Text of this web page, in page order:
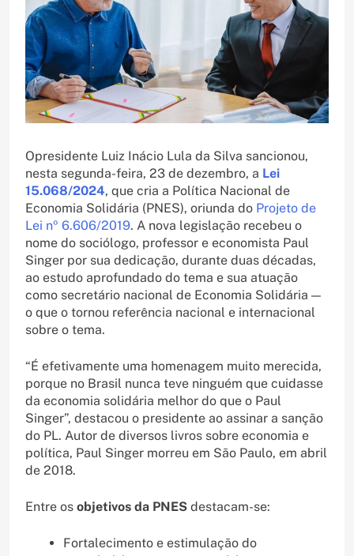
Opresidente Luiz Inácio Lula da Silva sancionou,
nesta segunda-feira, 23 de dezembro, a Lei
15.068/2024, que cria a Política Nacional de
Economia Solidária (PNES), oriunda do Projeto de
Lei nº 6.606/2019. A nova legislação recebeu o
nome do sociólogo, professor e economista Paul
Singer por sua dedicação, durante duas décadas,
ao estudo aprofundado do tema e sua atuação
como secretário nacional de Economia Solidária —
o que o tornou referência nacional e internacional
sobre o tema.
“É efetivamente uma homenagem muito merecida,
porque no Brasil nunca teve ninguém que cuidasse
da economia solidária melhor do que o Paul
Singer”, destacou o presidente ao assinar a sanção
do PL. Autor de diversos livros sobre economia e
política, Paul Singer morreu em São Paulo, em abril
de 2018.
Entre os objetivos da PNES destacam-se:
Fortalecimento e estimulação do